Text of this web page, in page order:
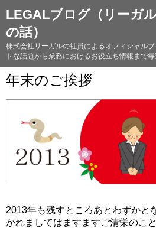
LEGALブログ（リーガ
の話）
株式会社リーガルの社員によるオフィシャル
トな話題から業務におけるお役立ち情報まで毎
年末のご挨拶
2013年も残すところあとわずか
かれましてはますますご清栄のこ